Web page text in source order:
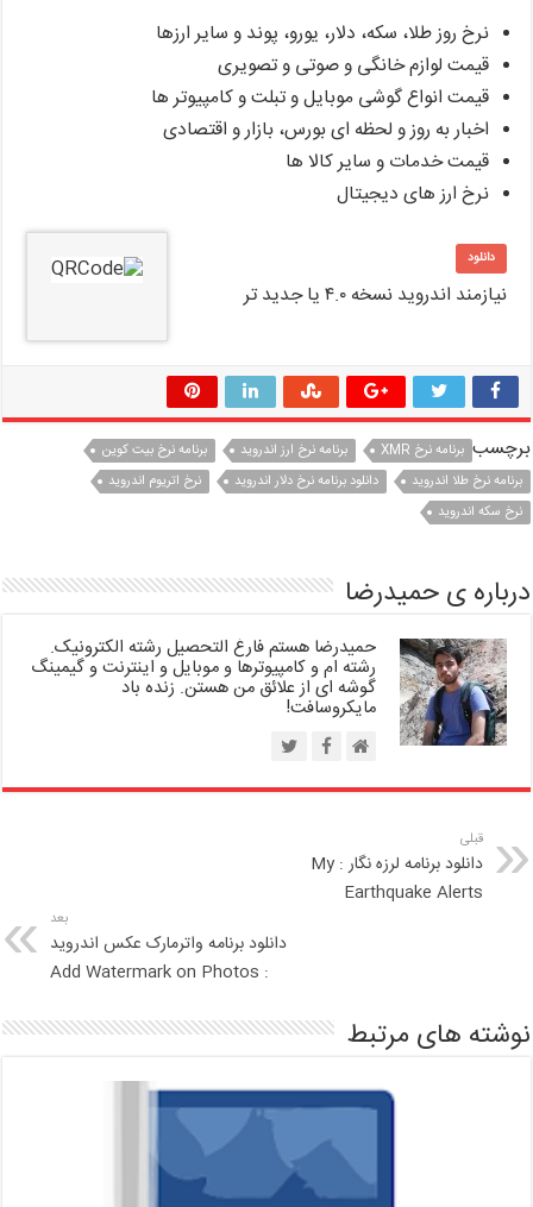
نرخ روز طلا، سکه، دلار، یورو، پوند و سایر ارزها
قیمت لوازم خانگی و صوتی و تصویری
قیمت انواع گوشی موبایل و تبلت و کامپیوتر ها
اخبار به روز و لحظه ای بورس، بازار و اقتصادی
قیمت خدمات و سایر کالا ها
نرخ ارز های دیجیتال
دانلود
نیازمند اندروید نسخه ۴.۰ یا جدید تر
برچسب برنامه نرخ XMR برنامه نرخ ارز اندروید
برنامه نرخ بیت کوین
برنامه نرخ طلا اندروید
دانلود برنامه نرخ دلار اندروید
نرخ اتریوم اندروید
نرخ سکه اندروید
درباره ی حمیدرضا
حمیدرضا هستم فارغ التحصیل رشته الکترونیک.
رشته ام و کامپیوترها و موبایل و اینترنت و گیمینگ
گوشه ای از علائق من هستن. زنده باد
مایکروسافت!
قبلی
دانلود برنامه لرزه نگار : My
Earthquake Alerts
بعد
دانلود برنامه واترمارک عکس اندروید
: Add Watermark on Photos
نوشته های مرتبط